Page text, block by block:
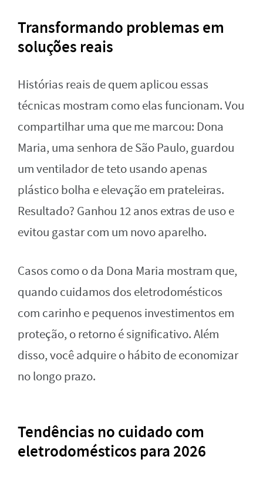
Transformando problemas em
soluções reais
Histórias reais de quem aplicou essas
técnicas mostram como elas funcionam. Vou
compartilhar uma que me marcou: Dona
Maria, uma senhora de São Paulo, guardou
um ventilador de teto usando apenas
plástico bolha e elevação em prateleiras.
Resultado? Ganhou 12 anos extras de uso e
evitou gastar com um novo aparelho.
Casos como o da Dona Maria mostram que,
quando cuidamos dos eletrodomésticos
com carinho e pequenos investimentos em
proteção, o retorno é significativo. Além
disso, você adquire o hábito de economizar
no longo prazo.
Tendências no cuidado com
eletrodomésticos para 2026